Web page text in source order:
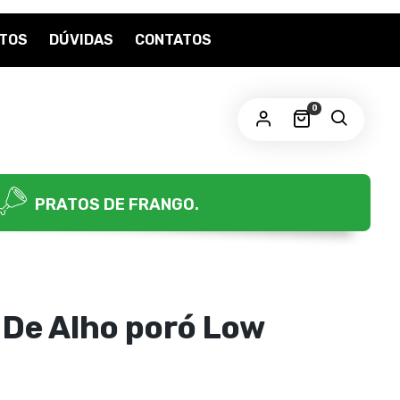
DÚVIDAS CONTATOS
0
dados pessoais serão usados para aprimorar a sua
de privacidade
PRATOS DE FRANGO.
Alho poró Low